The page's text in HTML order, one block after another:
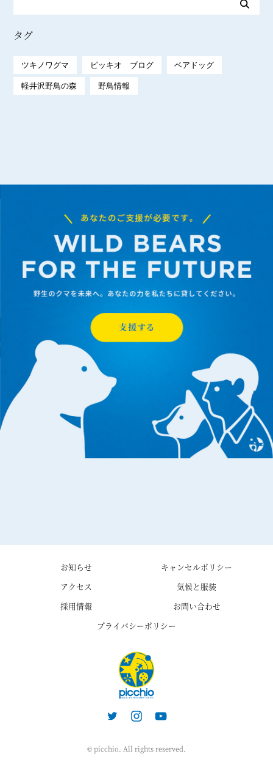
タグ
ツキノワグマ ピッキオ ブログ ベアドッグ
軽井沢野鳥の森 野鳥情報
お知らせ
キャンセルポリシー
アクセス
気候と服装
採用情報
お問い合わせ
プライバシーポリシー
© picchio. All rights reserved.